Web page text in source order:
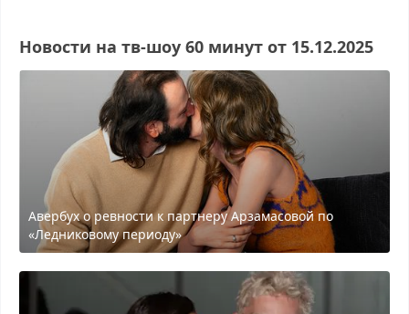
Новости на тв-шоу 60 минyт от 15.12.2025
Авербух о ревности к партнеру Арзамасовой по
«Ледниковому периоду»